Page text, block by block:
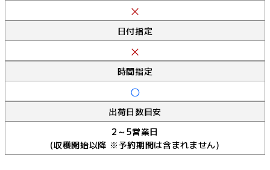
日付指定
時間指定
出荷日数目安
2～5営業日
(収穫開始以降 ※予約期間は含まれません)